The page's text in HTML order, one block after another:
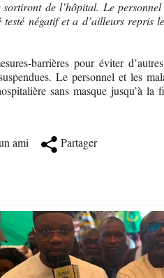
de l’hôpital. Le
négatif et a d’ailleurs repris
barrières pour éviter
Le personnel et les
sans masque jusqu’à la
ami Partager